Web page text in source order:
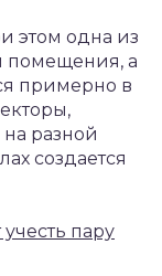
этом одна из
помещения, а
примерно в
на разной
создается
пару